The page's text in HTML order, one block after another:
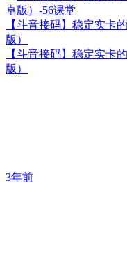
【斗音接码】稳定实卡
版）
【斗音接码】稳定实卡
版）
3年前